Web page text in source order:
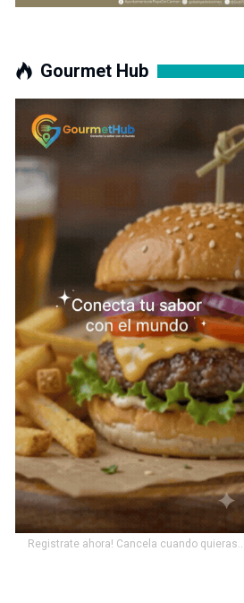
Gourmet Hub
Registrate ahora! Cancela cuando quieras...